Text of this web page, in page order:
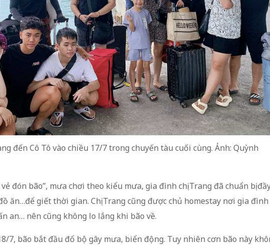
đến Cô Tô vào chiều 17/7 trong chuyến tàu cuối cùng. Ảnh: Quỳnh
đón bão”, mưa chơi theo kiểu mưa, gia đình chị Trang đã chuẩn bị
ăn…để giết thời gian. Chị Trang cũng được chủ homestay nơi gia đình
an… nên cũng không lo lắng khi bão về.
7, bão bắt đầu đổ bộ gây mưa, biển động. Tuy nhiên cơn bão này